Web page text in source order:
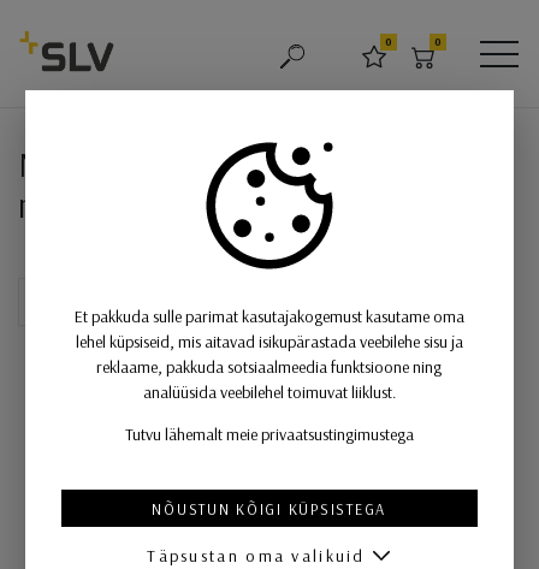
OTSING LEMMIKUD
0
OSTUKORV
0
NUMINOS® SPOT DALI M,
NUMINOS® SPOT DALI M, laevalgusti
must / must 3000K 36 °
Et pakkuda sulle parimat kasutajakogemust kasutame oma
lehel küpsiseid, mis aitavad isikupärastada veebilehe sisu ja
reklaame, pakkuda sotsiaalmeedia funktsioone ning
analüüsida veebilehel toimuvat liiklust.
Tutvu lähemalt meie privaatsustingimustega
NÕUSTUN KÕIGI KÜPSISTEGA
Täpsustan oma valikuid